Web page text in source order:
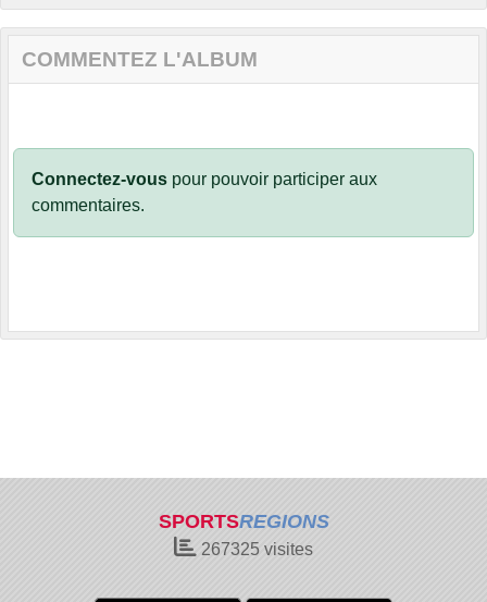
COMMENTEZ L'ALBUM
Connectez-vous pour pouvoir participer aux
commentaires.
SPORTSREGIONS
267325 visites